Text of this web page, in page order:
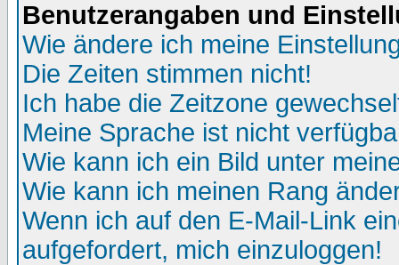
Benutzerangaben und
Wie ändere ich meine
Die Zeiten stimmen nicht!
Ich habe die Zeitzone
Meine Sprache ist nicht
Wie kann ich ein Bild unter
Wie kann ich meinen Rang
Wenn ich auf den E-Mail-Link
aufgefordert, mich einzuloggen!